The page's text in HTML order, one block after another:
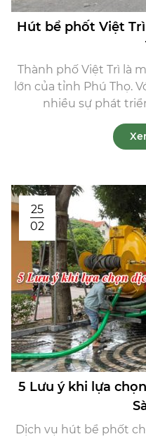
Hút bể phốt Việt
Thành phố Việt Trì là
lớn của tỉnh Phú Thọ.
nhiều sự phát
25
02
5 Lưu ý khi lựa
Dịch vụ hút bể phốt